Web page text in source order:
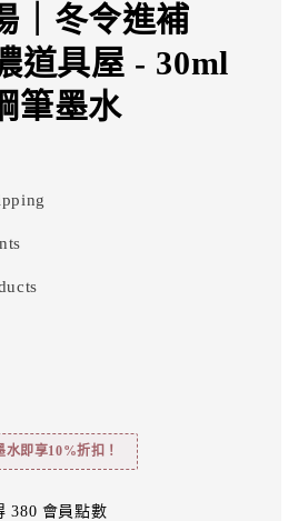
｜冬令進補
道具屋 - 30ml
筆墨水
即享10%折扣！
380 會員點數